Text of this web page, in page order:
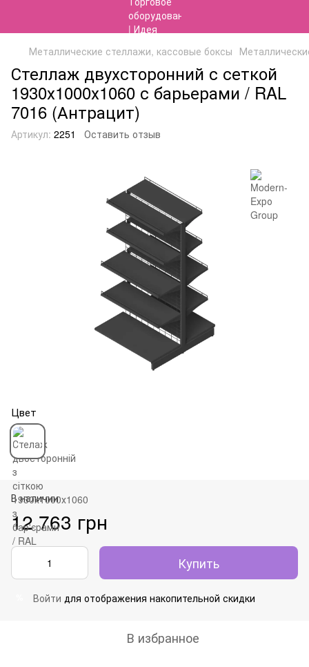
Металлические стеллажи, кассовые боксы
Стеллаж двухсторонний с сеткой
1930х1000х1060 с барьерами / RAL
7016 (Антрацит)
Артикул: 2251 Оставить отзыв
Цвет
В наличии
12 763 грн
Купить
Войти для отображения накопительной скидки
В избранное